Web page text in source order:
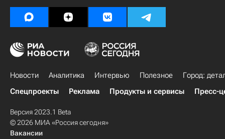
Новости Аналитика Интервью Полезное
Город:
Спецпроекты
Реклама Продукты и сервисы Пресс-
Версия 2023.1 Beta
© 2026 МИА «Россия сегодня»
Вакансии